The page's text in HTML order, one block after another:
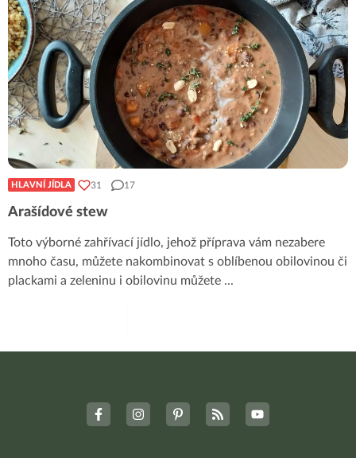
HLAVNÍ JÍDLA 31 17
Arašídové stew
Toto výborné zahřívací jídlo, jehož příprava vám nezabere
mnoho času, můžete nakombinovat s oblíbenou obilovinou či
plackami a zeleninu i obilovinu můžete ...